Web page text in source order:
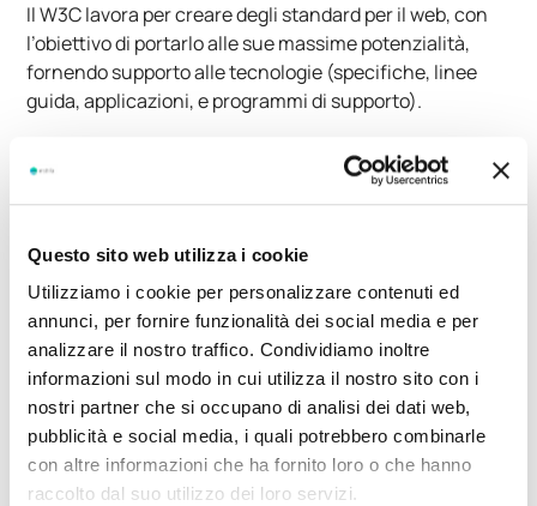
Questo sito web utilizza i cookie
Utilizziamo i cookie per personalizzare contenuti ed
annunci, per fornire funzionalità dei social media e per
analizzare il nostro traffico. Condividiamo inoltre
informazioni sul modo in cui utilizza il nostro sito con i
nostri partner che si occupano di analisi dei dati web,
pubblicità e social media, i quali potrebbero combinarle
con altre informazioni che ha fornito loro o che hanno
raccolto dal suo utilizzo dei loro servizi.
Il W3C lavora per creare degli standard per il web, con
l’obiettivo di portarlo alle sue massime potenzialità,
fornendo supporto alle tecnologie (specifiche, linee
guida, applicazioni, e programmi di supporto).
Google)
recentemente dichiaratoin un Hangout per
webmasterche la convalida del W3C non ha alcun